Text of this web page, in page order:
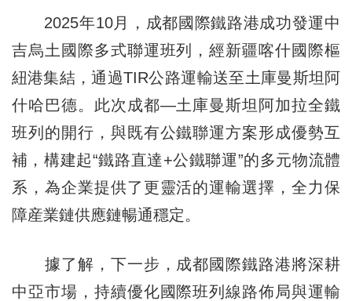
2025年10月，成都國際鐵路港成功發運中
吉烏土國際多式聯運班列，經新疆喀什國際樞
紐港集結，通過TIR公路運輸送至土庫曼斯坦阿
什哈巴德。此次成都—土庫曼斯坦阿加拉全鐵
班列的開行，與既有公鐵聯運方案形成優勢互
補，構建起“鐵路直達+公鐵聯運”的多元物流體
系，為企業提供了更靈活的運輸選擇，全力保
障産業鏈供應鏈暢通穩定。
據了解，下一步，成都國際鐵路港將深耕
中亞市場，持續優化國際班列線路佈局與運輸